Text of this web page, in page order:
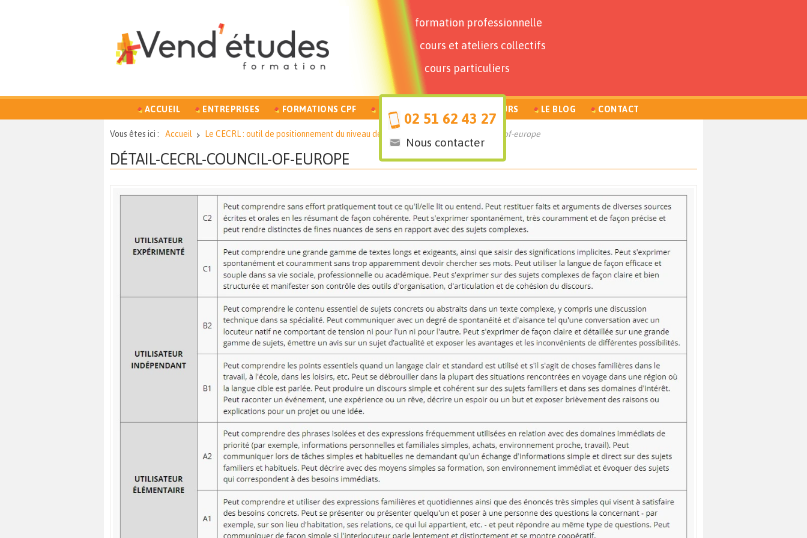
formation professionnelle
cours et ateliers collectifs
cours particuliers
02 51 62 43 27
Nous contacter
ACCUEIL ENTREPRISES FORMATIONS CPF PARTICULIERS FORMATEURS LE BLOG CONTACT
Vous êtes ici : Accueil Le CECRL : outil de positionnement du niveau de langue détail-CECRL-council-of-europe
DÉTAIL-CECRL-COUNCIL-OF-EUROPE